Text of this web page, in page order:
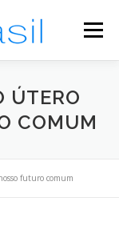
Menu
FORMAÇÃO
ÚTERO
COMUM
futuro comum